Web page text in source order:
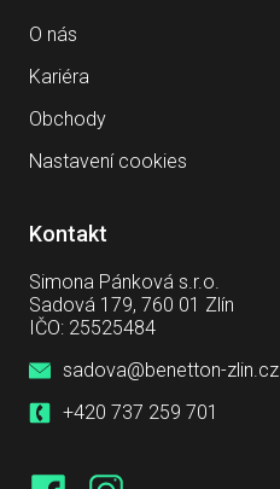
O nás
Kariéra
Obchody
Nastavení cookies
Kontakt
Simona Pánková s.r.o.
Sadová 179, 760 01 Zlín
IČO: 25525484
sadova@benetton-zlin.cz
+420 737 259 701